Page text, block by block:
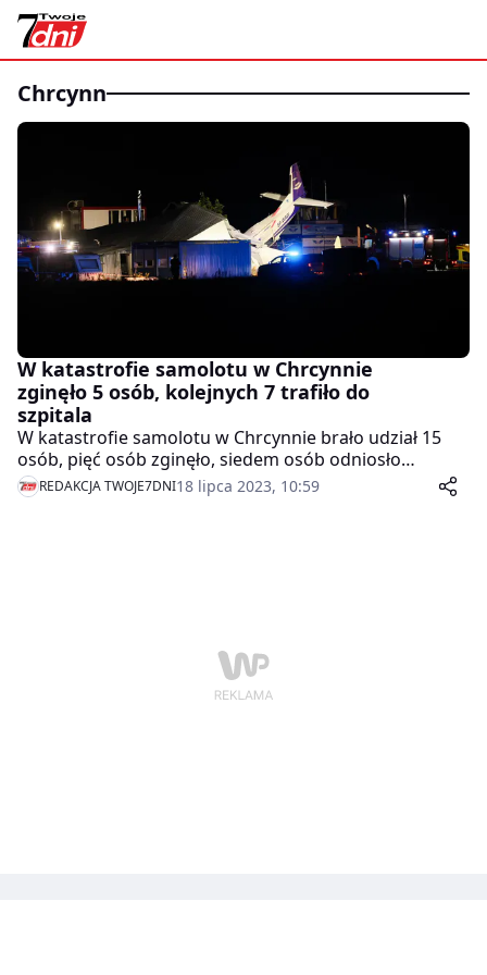
chrcynn
W katastrofie samolotu w Chrcynnie
zginęło 5 osób, kolejnych 7 trafiło do
szpitala
W katastrofie samolotu w Chrcynnie brało udział 15
osób, pięć osób zginęło, siedem osób odniosło
obrażenia, a trzem nic się nie stało- poinformowała we
wtorek Monika Nowakowska-Brynda z Komendy
REDAKCJA TWOJE7DNI18 lipca 2023, 10:59